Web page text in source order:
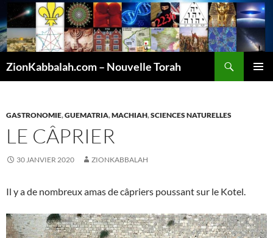
ZionKabbalah.com – Nouvelle Torah
GASTRONOMIE,GUEMATRIA,MACHIAH,SCIENCES NATURELLES
LE CÂPRIER
30 JANVIER 2020 ZIONKABBALAH
Il y a de nombreux amas de câpriers poussant sur le Kotel.